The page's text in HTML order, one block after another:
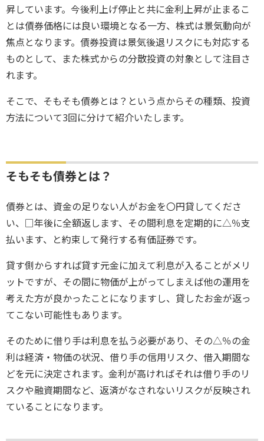
昇しています。今後利上げ停止と共に金利上昇が止まるこ
とは債券価格には良い環境となる一方、株式は景気動向が
焦点となります。債券投資は景気後退リスクにも対応する
ものとして、また株式からの分散投資の対象として注目さ
れます。
そこで、そもそも債券とは？という点からその種類、投資
方法について3回に分けて紹介いたします。
そもそも債券とは？
債券とは、資金の足りない人がお金を〇円貸してくださ
い、□年後に全額返します、その間利息を定期的に△％支
払います、と約束して発行する有価証券です。
貸す側からすれば貸す元金に加えて利息が入ることがメリ
ットですが、その間に物価が上がってしまえば他の運用を
考えた方が良かったことになりますし、貸したお金が返っ
てこない可能性もあります。
そのために借り手は利息を払う必要があり、その△％の金
利は経済・物価の状況、借り手の信用リスク、借入期間な
どを元に決定されます。金利が高ければそれは借り手のリ
スクや融資期間など、返済がなされないリスクが反映され
ていることになります。